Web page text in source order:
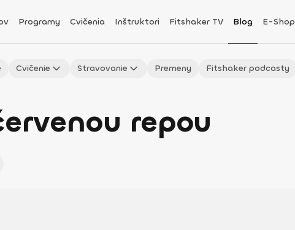
Programy Cvičenia Inštruktori Fitshaker TV Blog E-Shop
Cvičenie Stravovanie Premeny Fitshaker podcasty
repou